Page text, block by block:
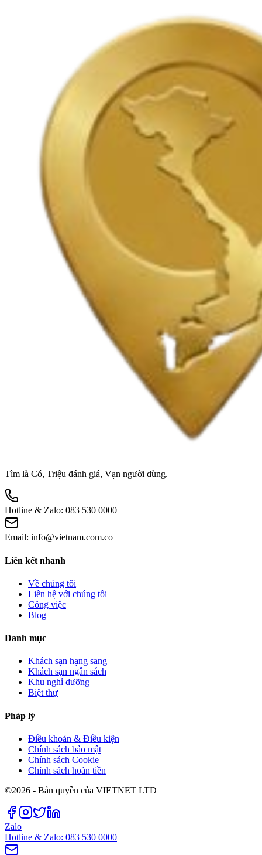
Tìm là Có, Triệu đánh giá, Vạn người dùng.
Hotline & Zalo: 083 530 0000
Email: info@vietnam.com.co
Liên kết nhanh
Về chúng tôi
Liên hệ với chúng tôi
Công việc
Blog
Danh mục
Khách sạn hạng sang
Khách sạn ngân sách
Khu nghỉ dưỡng
Biệt thự
Pháp lý
Điều khoản & Điều kiện
Chính sách bảo mật
Chính sách Cookie
Chính sách hoàn tiền
©2026 - Bản quyền của VIETNET LTD
Zalo
Hotline & Zalo: 083 530 0000